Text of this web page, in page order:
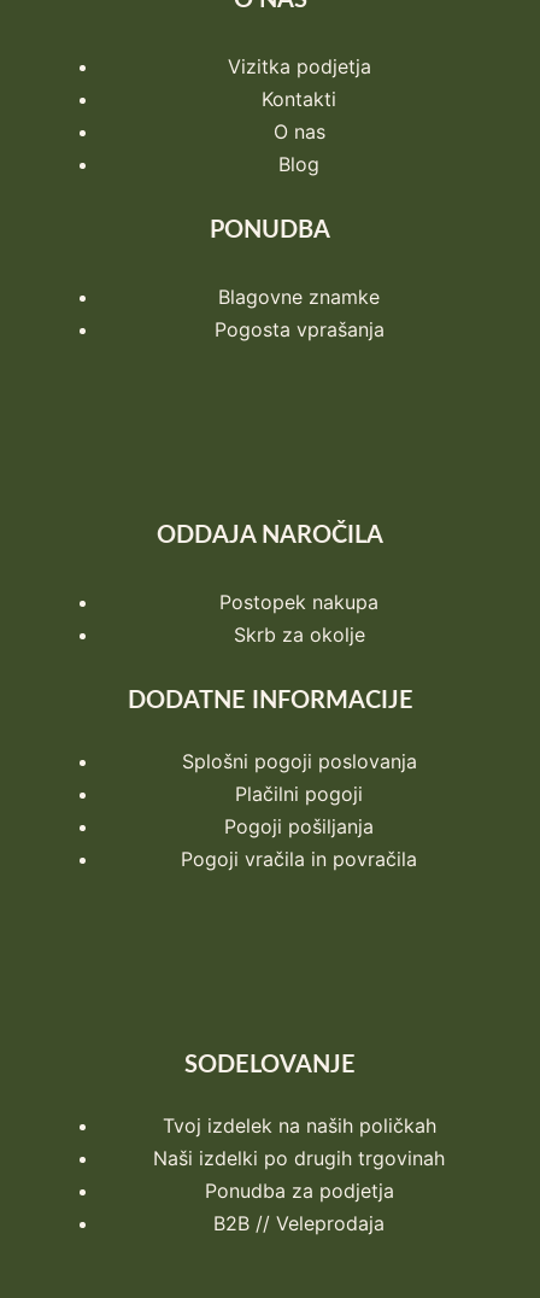
Vizitka podjetja
Kontakti
O nas
Blog
PONUDBA
Blagovne znamke
Pogosta vprašanja
ODDAJA NAROČILA
Postopek nakupa
Skrb za okolje
DODATNE INFORMACIJE
Splošni pogoji poslovanja
Plačilni pogoji
Pogoji pošiljanja
Pogoji vračila in povračila
SODELOVANJE
Tvoj izdelek na naših poličkah
Naši izdelki po drugih trgovinah
Ponudba za podjetja
B2B // Veleprodaja